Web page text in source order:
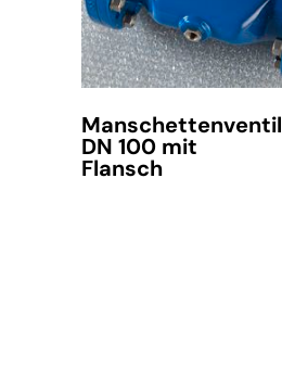
Manschettenventil
DN 100 mit
Flansch